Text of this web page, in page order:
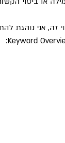
אני נוהגת